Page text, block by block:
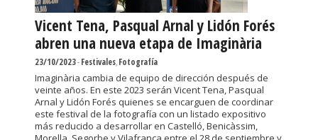
Vicent Tena, Pasqual Arnal y Lidón Forés
abren una nueva etapa de Imaginària
23/10/2023-Festivales,Fotografía
Imaginària cambia de equipo de dirección después de
veinte años. En este 2023 serán Vicent Tena, Pasqual
Arnal y Lidón Forés quienes se encarguen de coordinar
este festival de la fotografía con un listado expositivo
más reducido a desarrollar en Castelló, Benicàssim,